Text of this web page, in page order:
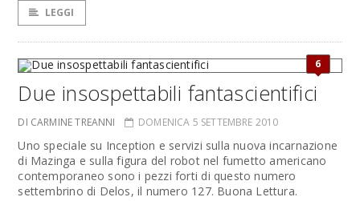
LEGGI
6
Due insospettabili fantascientifici
DI CARMINE TREANNI DOMENICA 5 SETTEMBRE 2010
Uno speciale su Inception e servizi sulla nuova incarnazione
di Mazinga e sulla figura del robot nel fumetto americano
contemporaneo sono i pezzi forti di questo numero
settembrino di Delos, il numero 127. Buona Lettura.